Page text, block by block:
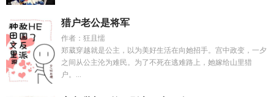
猎户老公是将军
作者：狂且懦
郑葳穿越就是公主，以为美好生活在向她招手。宫中政变，一夕
之间从公主沦为难民。为了不死在逃难路上，她嫁给山里猎
户。...